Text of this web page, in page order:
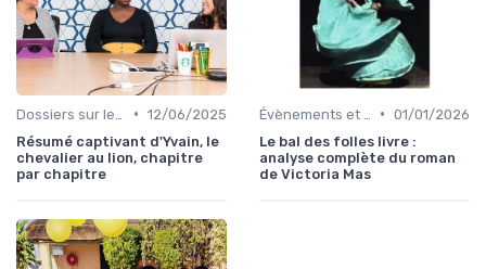
• 12/06/2025
Résumé captivant d'Yvain, le
chevalier au lion, chapitre
par chapitre
• 01/01/2026
Le bal des folles livre :
analyse complète du roman
de Victoria Mas